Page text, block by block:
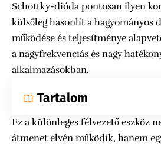
Schottky-dióda pontosan ilyen
külsőleg hasonlít a hagyományos
működése és teljesítménye
a nagyfrekvenciás és nagy
alkalmazásokban.
Tartalom
Ez a különleges félvezető eszköz
átmenet elvén működik, hanem